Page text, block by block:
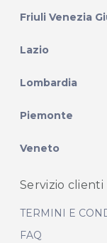
Friuli Venezia
Lazio
Lombardia
Piemonte
Veneto
Servizio clienti
TERMINI E
FAQ